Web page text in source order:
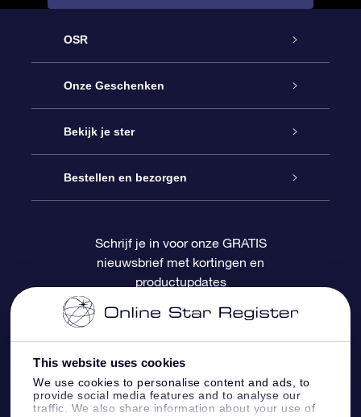
This website uses cookies
We use cookies to personalise content and ads, to
provide social media features and to analyse our
traffic. We also share information about your use of
OSR
Service
Contact
Blog
OSR Recensies
Onze Geschenken
Online Star Gift
OSR Cadeaupakket
OSR Cadeaukaart
Relatiegeschenken
Bekijk je ster
Sterrenregister
Gepersonaliseerde sterrenpagina
One Million Stars
OSR Starsaver
Fly me to the Stars App
Bestellen en bezorgen
Betalingsinformatie
Verzendinformatie
Retourbeleid
Constellaties
Schrijf je in voor onze GRATIS
nieuwsbrief met kortingen en
productupdates